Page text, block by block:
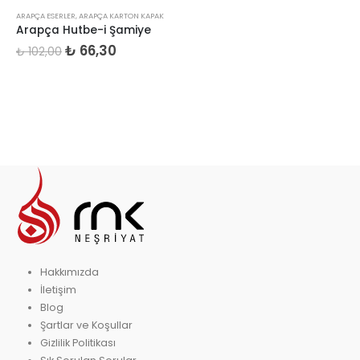
ARAPÇA ESERLER,ARAPÇA KARTON KAPAK
Arapça Hutbe-i Şamiye
₺102,00 Orijinal
fiyat:
₺ 66,30
Hakkımızda
İletişim
Blog
Şartlar ve Koşullar
Gizlilik Politikası